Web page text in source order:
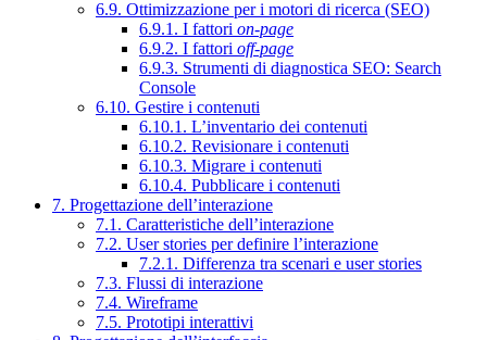
6.9. Ottimizzazione per i motori di ricerca (SEO)
6.9.1. I fattori on-page
6.9.2. I fattori off-page
6.9.3. Strumenti di diagnostica SEO: Search
Console
6.10. Gestire i contenuti
6.10.1. L’inventario dei contenuti
6.10.2. Revisionare i contenuti
6.10.3. Migrare i contenuti
6.10.4. Pubblicare i contenuti
7. Progettazione dell’interazione
7.1. Caratteristiche dell’interazione
7.2. User stories per definire l’interazione
7.2.1. Differenza tra scenari e user stories
7.3. Flussi di interazione
7.4. Wireframe
7.5. Prototipi interattivi